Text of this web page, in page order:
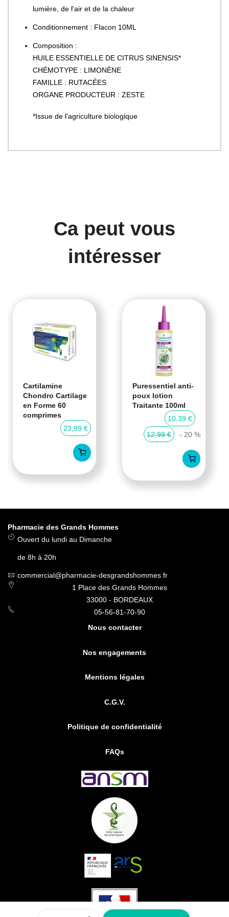
lumière, de l'air et de la chaleur
Conditionnement : Flacon 10ML
Composition :
HUILE ESSENTIELLE DE CITRUS SINENSIS*
CHÉMOTYPE : LIMONÈNE
FAMILLE : RUTACÉES
ORGANE PRODUCTEUR : ZESTE
*Issue de l'agriculture biologique
Ca peut vous
intéresser
Cartilamine
Chondro Cartilage
en Forme 60
comprimes
23,99 €
Puressentiel anti-
poux lotion
Traitante 100ml
10,39 €
12,99 €
- 20 %
Pharmacie des Grands Hommes
Ouvert du lundi au Dimanche
de 8h à 20h
commercial@pharmacie-desgrandshommes.fr
1 Place des Grands Hommes
33000 - BORDEAUX
05-56-81-70-90
Nous contacter
Nos engagements
Mentions légales
C.G.V.
Politique de confidentialité
FAQs